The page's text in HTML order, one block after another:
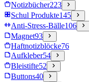
Notizbücher223
Schul Produkte145
Anti-Stress-Bälle106
Magnet93
Haftnotizblöcke76
Aufkleber54
Bleistifte52
Buttons40